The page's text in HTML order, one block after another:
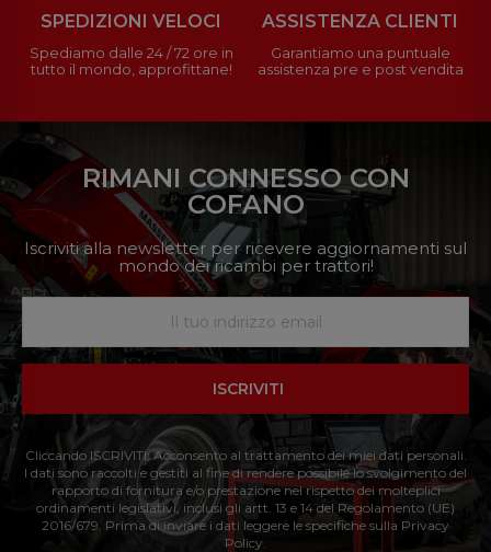
SPEDIZIONI VELOCI
Spediamo dalle 24 / 72 ore in
tutto il mondo, approfittane!
ASSISTENZA CLIENTI
Garantiamo una puntuale
assistenza pre e post vendita
RIMANI CONNESSO CON
COFANO
Iscriviti alla newsletter per ricevere aggiornamenti sul
mondo dei ricambi per trattori!
ISCRIVITI
Cliccando ISCRIVITI: Acconsento al trattamento dei miei dati personali.
I dati sono raccolti e gestiti al fine di rendere possibile lo svolgimento del
rapporto di fornitura e/o prestazione nel rispetto dei molteplici
ordinamenti legislativi, inclusi gli artt. 13 e 14 del Regolamento (UE)
2016/679. Prima di inviare i dati leggere le specifiche sulla Privacy
Policy.